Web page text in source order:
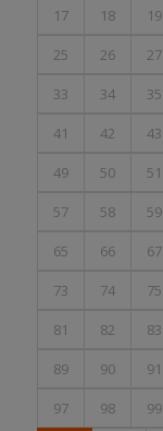
17
18 19
25
26 27
33
34 35
41
42 43
49
50 51
57
58 59
65
66 67
73
74 75
81
82 83
89
90 91
97
98 99